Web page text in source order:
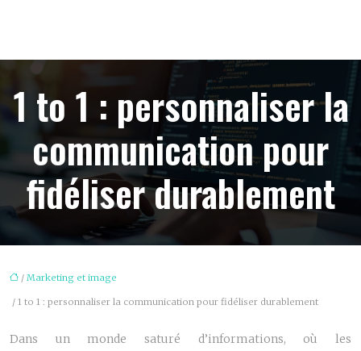
1 to 1 : personnaliser la
communication pour
fidéliser durablement
/ Marketing et image
/ 1 to 1 : personnaliser la communication pour fidéliser durablement
Dans un monde saturé d’informations, où les